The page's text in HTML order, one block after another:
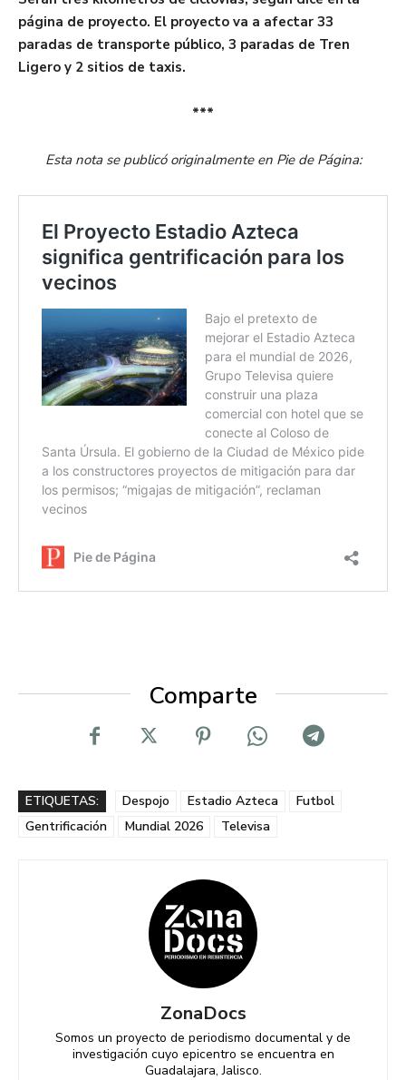
página de proyecto. El proyecto va a afectar 33
paradas de transporte público, 3 paradas de Tren
Ligero y 2 sitios de taxis.
***
Esta nota se publicó originalmente en Pie de Página:
Comparte
ETIQUETAS: Despojo Estadio Azteca
Futbol
Gentrificación
Mundial 2026 Televisa
ZonaDocs
Somos un proyecto de periodismo documental y de
investigación cuyo epicentro se encuentra en
Guadalajara, Jalisco.